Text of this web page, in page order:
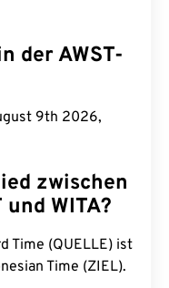
der AWST-
9th 2026,
zwischen
WITA?
Time (QUELLE) ist
Time (ZIEL).